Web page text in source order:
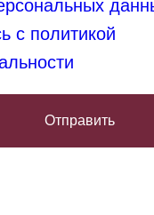
с политикой
Отправить